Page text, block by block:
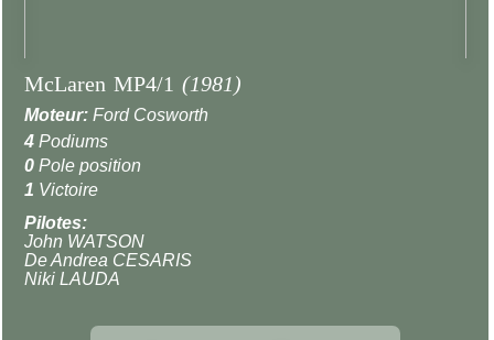
McLaren MP4/1 (1981)
Moteur: Ford Cosworth
4 Podiums
0 Pole position
1 Victoire
Pilotes:
John WATSON
De Andrea CESARIS
Niki LAUDA